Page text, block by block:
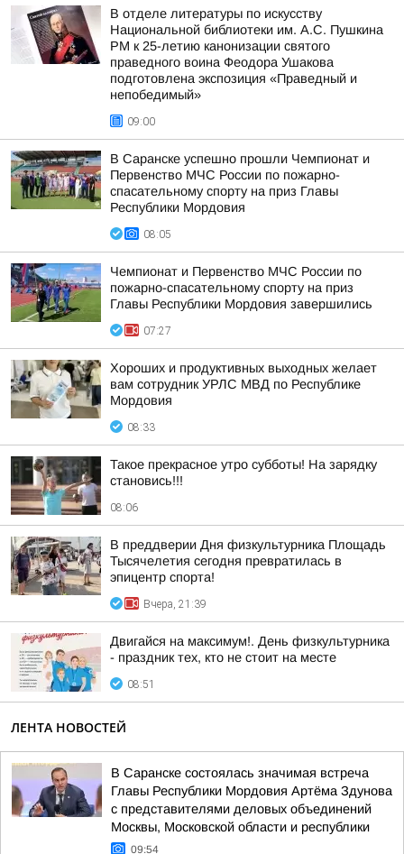
В отделе литературы по искусству
Национальной библиотеки им. А.С. Пушкина
РМ к 25-летию канонизации святого
праведного воина Феодора Ушакова
подготовлена экспозиция «Праведный и
непобедимый»
09:00
В Саранске успешно прошли Чемпионат и
Первенство МЧС России по пожарно-
спасательному спорту на приз Главы
Республики Мордовия
08:05
Чемпионат и Первенство МЧС России по
пожарно-спасательному спорту на приз
Главы Республики Мордовия завершились
07:27
Хороших и продуктивных выходных желает
вам сотрудник УРЛС МВД по Республике
Мордовия
08:33
Такое прекрасное утро субботы! На зарядку
становись!!!
08:06
В преддверии Дня физкультурника Площадь
Тысячелетия сегодня превратилась в
эпицентр спорта!
Вчера, 21:39
Двигайся на максимум!. День физкультурника
- праздник тех, кто не стоит на месте
08:51
ЛЕНТА НОВОСТЕЙ
В Саранске состоялась значимая встреча
Главы Республики Мордовия Артёма Здунова
с представителями деловых объединений
Москвы, Московской области и республики
09:54